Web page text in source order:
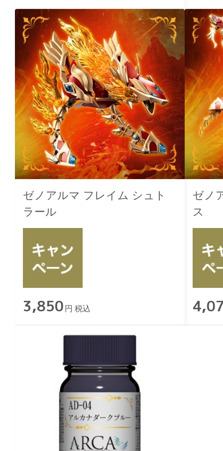
ゼノアルマ フレイム シュト
ラール
3,850 円 税込
ゼノ
ス